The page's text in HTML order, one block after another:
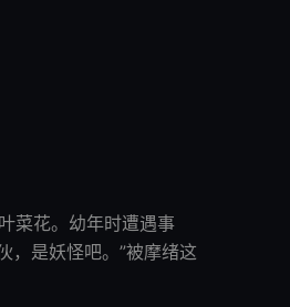
菜花。幼年时遭遇事
是妖怪吧。”被摩绪这